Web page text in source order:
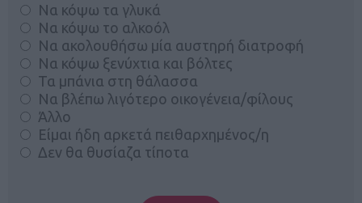
Να κόψω τα γλυκά
Να κόψω το αλκοόλ
Να ακολουθήσω μία αυστηρή διατροφή
Να κόψω ξενύχτια και βόλτες
Τα μπάνια στη θάλασσα
Να βλέπω λιγότερο οικογένεια/φίλους
Άλλο
Είμαι ήδη αρκετά πειθαρχημένος/η
Δεν θα θυσίαζα τίποτα